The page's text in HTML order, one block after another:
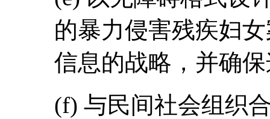
的暴力侵害残疾妇
信息的战略，并确
(f) 与民间社会组织